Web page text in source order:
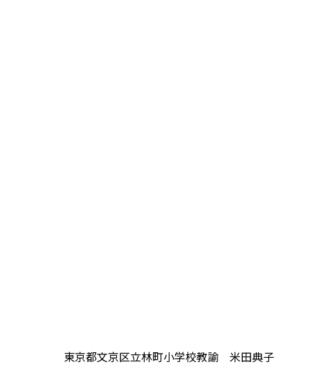
東京都文京区立林町小学校教諭 米田典子